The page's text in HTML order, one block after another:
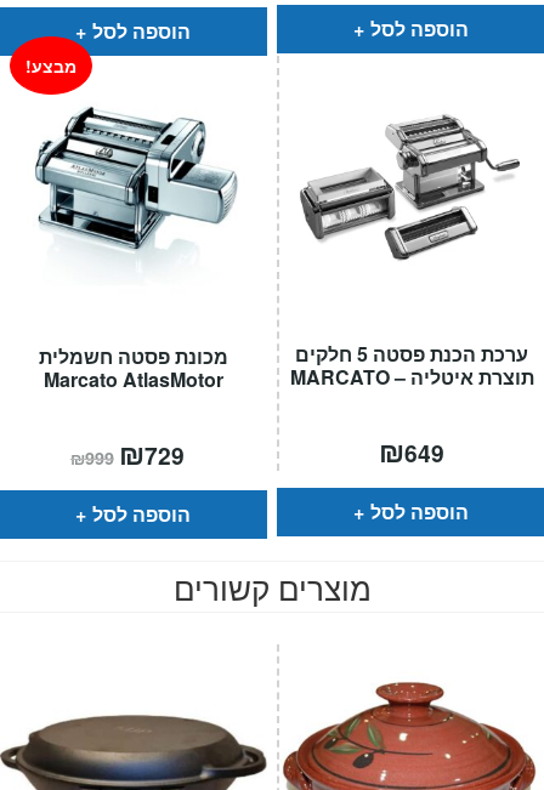
הוספה לסל ₪649.
הוספה לסל
מכונת פסטה חשמלית
Marcato AtlasMotor
מבצע!
₪999 המחיר
המקורי
היה:
₪999.
₪729
הוא:
הוספה לסל
ערכת הכנת פסטה 5 חלקים
תוצרת איטליה – MARCATO
₪649
הוספה לסל
מוצרים קשורים